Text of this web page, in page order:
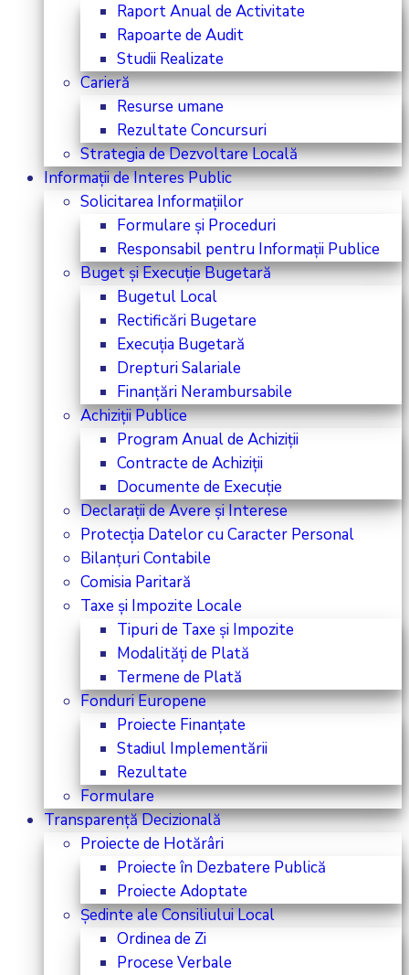
Raport Anual de Activitate
Rapoarte de Audit
Studii Realizate
Carieră
Resurse umane
Rezultate Concursuri
Strategia de Dezvoltare Locală
Informații de Interes Public
Solicitarea Informațiilor
Formulare și Proceduri
Responsabil pentru Informații Publice
Buget și Execuție Bugetară
Bugetul Local
Rectificări Bugetare
Execuția Bugetară
Drepturi Salariale
Finanțări Nerambursabile
Achiziții Publice
Program Anual de Achiziții
Contracte de Achiziții
Documente de Execuție
Declarații de Avere și Interese
Protecția Datelor cu Caracter Personal
Bilanțuri Contabile
Comisia Paritară
Taxe și Impozite Locale
Tipuri de Taxe și Impozite
Modalități de Plată
Termene de Plată
Fonduri Europene
Proiecte Finanțate
Stadiul Implementării
Rezultate
Formulare
Transparență Decizională
Proiecte de Hotărâri
Proiecte în Dezbatere Publică
Proiecte Adoptate
Ședinte ale Consiliului Local
Ordinea de Zi
Procese Verbale